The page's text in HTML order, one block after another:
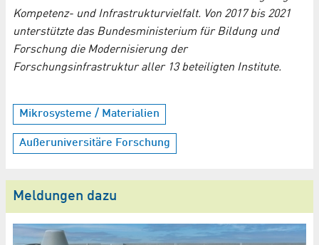
Kompetenz- und Infrastrukturvielfalt. Von 2017 bis 2021
unterstützte das Bundesministerium für Bildung und
Forschung die Modernisierung der
Forschungsinfrastruktur aller 13 beteiligten Institute.
Mikrosysteme / Materialien
Außeruniversitäre Forschung
Meldungen dazu